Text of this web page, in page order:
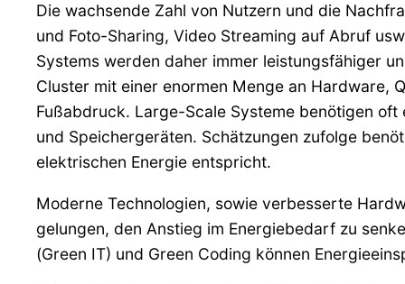
Die wachsende Zahl von Nutzern und die
und Foto-Sharing, Video Streaming auf Abruf
Systems werden daher immer leistungsfähiger
Cluster mit einer enormen Menge an Hardware,
Fußabdruck. Large-Scale Systeme benötigen
und Speichergeräten. Schätzungen zufolge
elektrischen Energie entspricht.
Moderne Technologien, sowie verbesserte
gelungen, den Anstieg im Energiebedarf zu
(Green IT) und Green Coding können